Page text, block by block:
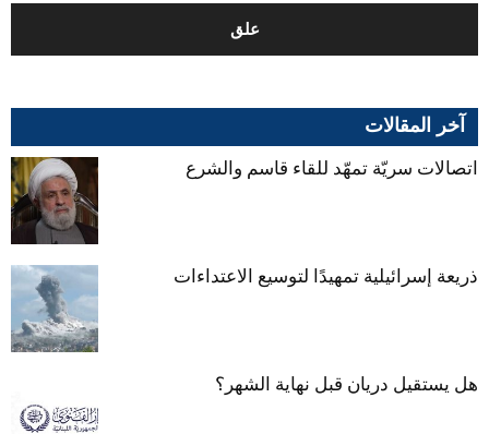
آخر المقالات
اتصالات سريّة تمهّد للقاء قاسم والشرع
ذريعة إسرائيلية تمهيدًا لتوسيع الاعتداءات
هل يستقيل دريان قبل نهاية الشهر؟